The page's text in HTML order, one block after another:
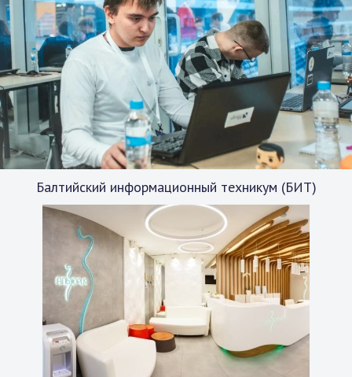
Балтийский информационный техникум (БИТ)